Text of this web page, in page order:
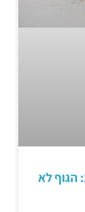
הגישה של סמואל פלקון ב-2026: הגוף לא